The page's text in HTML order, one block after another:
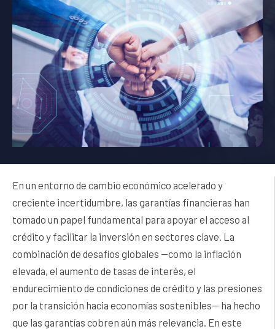
En un entorno de cambio económico acelerado y
creciente incertidumbre, las garantías financieras han
tomado un papel fundamental para apoyar el acceso al
crédito y facilitar la inversión en sectores clave. La
combinación de desafíos globales —como la inflación
elevada, el aumento de tasas de interés, el
endurecimiento de condiciones de crédito y las presiones
por la transición hacia economías sostenibles— ha hecho
que las garantías cobren aún más relevancia. En este